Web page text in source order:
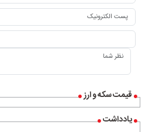
قیمت سکه و ارز
یادداشت